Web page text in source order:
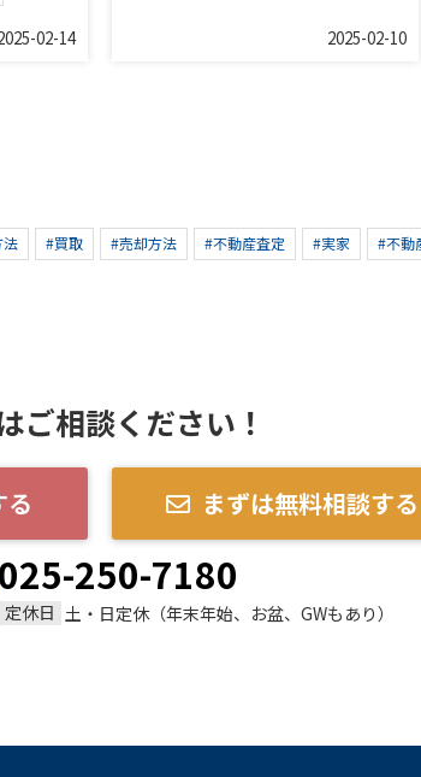
02-14 2025-02-10
法 #買取 #売却方法 #不動産査定 #実家 #不動
ご相談ください！
る まずは無料相談する
025-250-7180
定休日 土・日定休（年末年始、お盆、GWもあり）